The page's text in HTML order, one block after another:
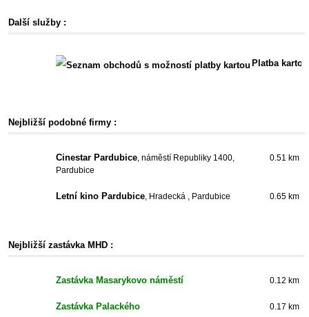
Další služby :
Platba kartou
Nejbližší podobné firmy :
Cinestar Pardubice, náměstí Republiky 1400,
Pardubice
0.51 km
Letní kino Pardubice, Hradecká , Pardubice 0.65 km
Nejbližší zastávka MHD :
Zastávka Masarykovo náměstí 0.12 km
Zastávka Palackého 0.17 km